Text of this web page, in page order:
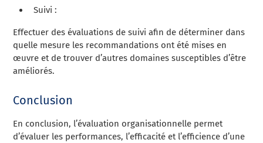
Suivi :
Effectuer des évaluations de suivi afin de déterminer dans
quelle mesure les recommandations ont été mises en
œuvre et de trouver d’autres domaines susceptibles d’être
améliorés.
Conclusion
En conclusion, l’évaluation organisationnelle permet
d’évaluer les performances, l’efficacité et l’efficience d’une